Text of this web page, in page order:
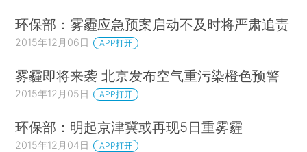
环保部：雾霾应急预案启动不及时将严肃追责
2015年12月06日 APP打开
雾霾即将来袭 北京发布空气重污染橙色预警
2015年12月05日 APP打开
环保部：明起京津冀或再现5日重雾霾
2015年12月04日 APP打开